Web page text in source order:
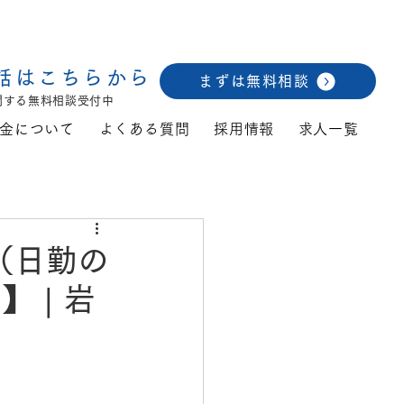
る無料相談受付中
まずは無料相談
はこちらから
について よくある質問 採用情報 求人一覧
日勤の
| 岩